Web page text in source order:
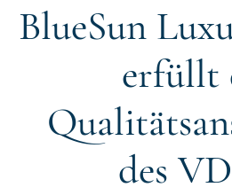
BlueSun
erfüllt
des